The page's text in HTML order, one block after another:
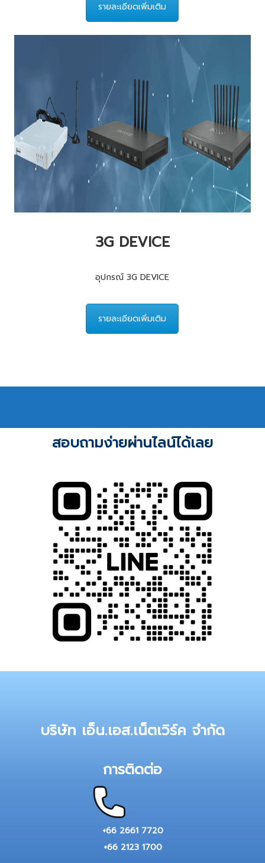
รายละเอียดเพิ่มเติม
3G DEVICE
อุปกรณ์ 3G DEVICE
รายละเอียดเพิ่มเติม
สอบถามง่ายผ่านไลน์ได้เลย
บริษัท เอ็น.เอส.เน็ตเวิร์ค จำกัด
การติดต่อ
+66 2661 7720
+66 2123 1700